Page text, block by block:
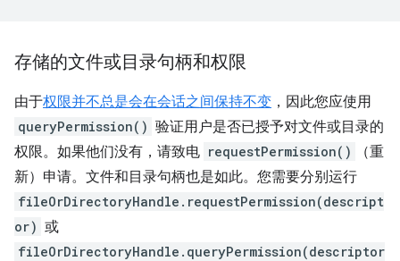
存储的文件或目录句柄和权限
由于权限并不总是会在会话之间保持不变 ，因此您应使用
queryPermission() 验证用户是否已授予对文件或目录的
权限。如果他们没有，请致电 requestPermission()
（重
新）申请。文件和目录句柄也是如此。您需要分别运行
fileOrDirectoryHandle.requestPermission(descript
or) 或
fileOrDirectoryHandle.queryPermission(descriptor